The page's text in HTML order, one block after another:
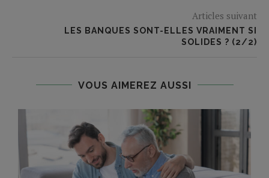
Articles suivant
LES BANQUES SONT-ELLES VRAIMENT SI
SOLIDES ? (2/2)
VOUS AIMEREZ AUSSI